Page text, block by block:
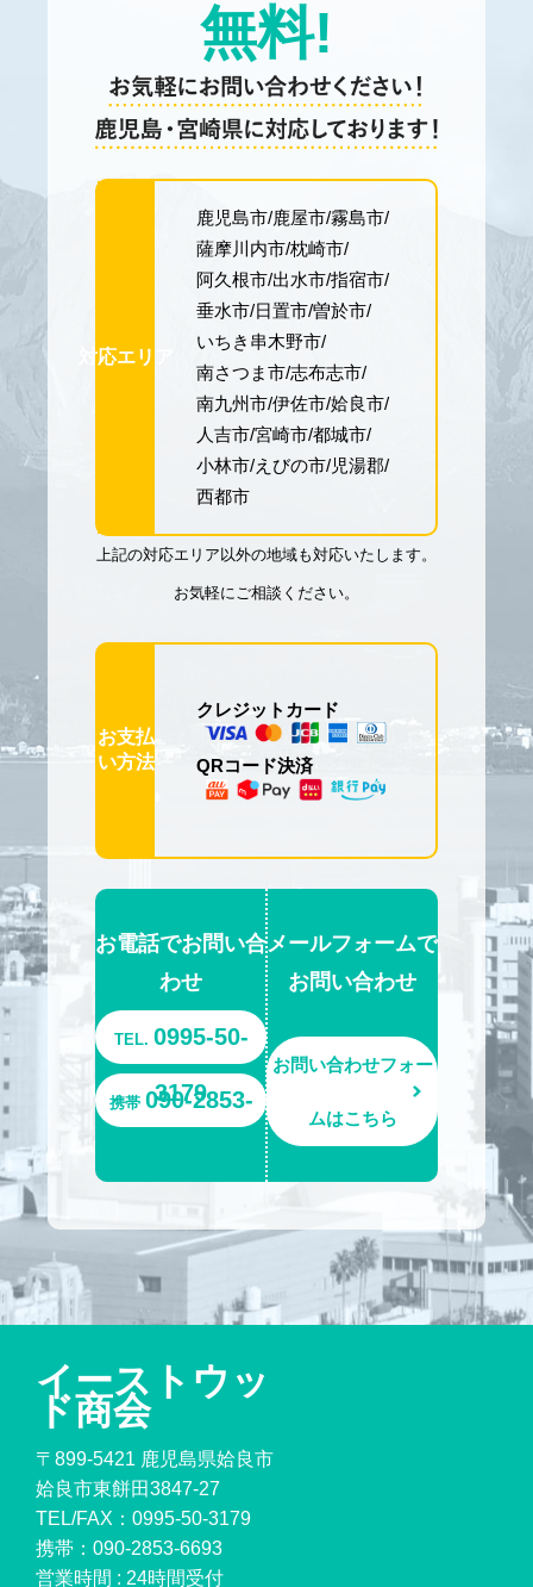
無料!
対応エリア
鹿児島市 鹿屋市 霧島市
薩摩川内市 枕崎市
阿久根市 出水市 指宿市
垂水市 日置市 曽於市
いちき串木野市
南さつま市 志布志市
南九州市 伊佐市 姶良市
人吉市 宮崎市 都城市
小林市 えびの市 児湯郡
西都市
上記の対応エリア以外の地域も対応いたします。
お気軽にご相談ください。
お支払
い方法
クレジットカード
QRコード決済
お電話でお問い合
わせ
TEL. 0995-50-
3179
携帯 090-2853-
メールフォームで
お問い合わせ
お問い合わせフォー
ムはこちら
イーストウッ
ド商会
〒899-5421 鹿児島県姶良市
姶良市東餅田3847-27
TEL/FAX： 0995-50-3179
携帯： 090-2853-6693
営業時間 : 24時間受付